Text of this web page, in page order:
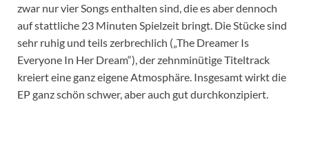
zwar nur vier Songs enthalten sind, die es aber dennoch
auf stattliche 23 Minuten Spielzeit bringt. Die Stücke sind
sehr ruhig und teils zerbrechlich („The Dreamer Is
Everyone In Her Dream“), der zehnminütige Titeltrack
kreiert eine ganz eigene Atmosphäre. Insgesamt wirkt die
EP ganz schön schwer, aber auch gut durchkonzipiert.